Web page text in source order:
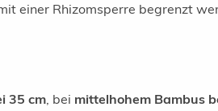
einer Rhizomsperre begrenzt
35 cm, bei mittelhohem Bambus